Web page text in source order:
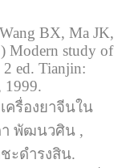
BX, Ma JK,
Modern study of
ed. Tianjin:
1999.
ครื่องยาจีนใน
า พัฒนวศิน ,
ะดำรงสิน.